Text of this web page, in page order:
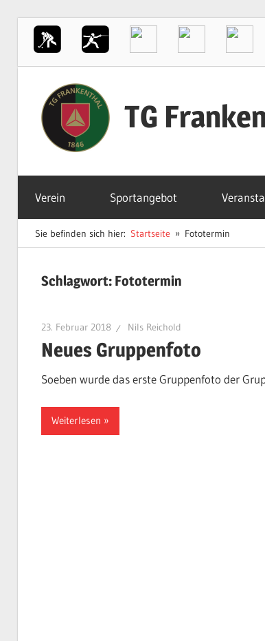
springen
TG
Sportverein
in
Frankenthal
Verein Sportangebot
Sie befinden sich hier: Startseite Fototermin
Schlagwort: Fototermin
23. Februar 2018 Nils Reichold
Neues Gruppenfoto
Soeben wurde das erste Gruppenfoto der
Weiterlesen